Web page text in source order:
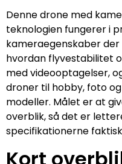
Denne drone med
teknologien fungerer i
kameraegenskaber
hvordan flyvestabilitet
med videooptagelser,
droner til hobby, foto
modeller. Målet er at
overblik, så det er
specifikationerne